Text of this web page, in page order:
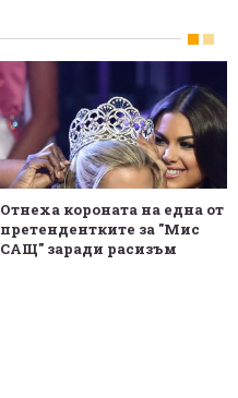
Отнеха короната на една от
претендентките за "Мис
САЩ" заради расизъм